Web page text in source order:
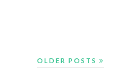
OLDER POSTS